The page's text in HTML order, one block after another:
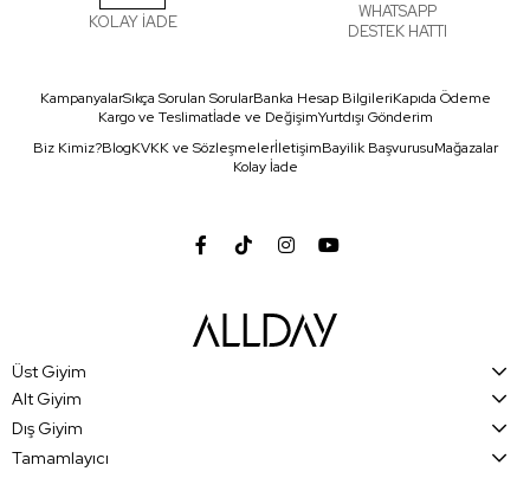
KOLAY İADE
WHATSAPP
DESTEK HATTI
KampanyalarSıkça Sorulan SorularBanka Hesap BilgileriKapıda Ödeme
Kargo ve Teslimatİade ve DeğişimYurtdışı Gönderim
Biz Kimiz?BlogKVKK ve SözleşmelerİletişimBayilik BaşvurusuMağazalar
Kolay İade
Üst Giyim
Alt Giyim
Dış Giyim
Tamamlayıcı